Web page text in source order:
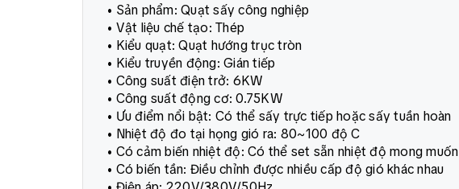
• Sản phẩm: Quạt sấy công nghiệp
• Vật liệu chế tạo: Thép
• Kiểu quạt: Quạt hướng trục tròn
• Kiểu truyền động: Gián tiếp
• Công suất điện trở: 6KW
• Công suất động cơ: 0.75KW
• Ưu điểm nổi bật: Có thể sấy trực tiếp hoặc sấy tuần hoàn
• Nhiệt độ đo tại họng gió ra: 80~100 độ C
• Có cảm biến nhiệt độ: Có thể set sẵn nhiệt độ mong muốn
• Có biến tần: Điều chỉnh được nhiều cấp độ gió khác nhau